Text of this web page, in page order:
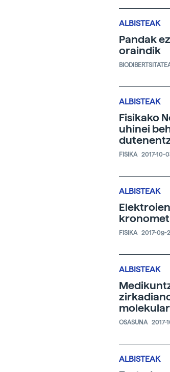
ALBISTEAK
Pandak
oraindik
ALBISTEAK
Fisikako
uhinei
FISIKA 2017-10-
ALBISTEAK
FISIKA 2017-09-
ALBISTEAK
OSASUNA 2017-
ALBISTEAK